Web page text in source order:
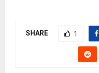
SHARE 1